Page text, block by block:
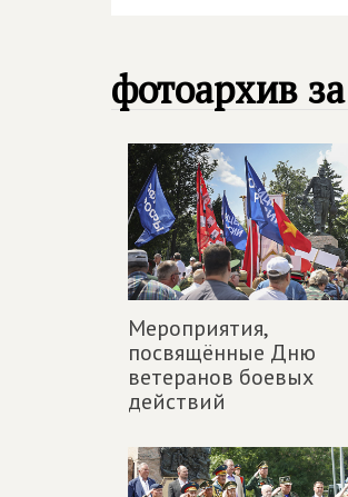
фотоархив
Мероприятия,
посвящённые Дню
ветеранов боевых
действий